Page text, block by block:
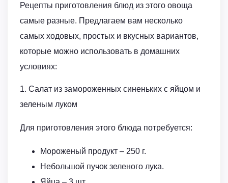
Рецепты приготовления блюд из этого овоща
самые разные. Предлагаем вам несколько
самых ходовых, простых и вкусных вариантов,
которые можно использовать в домашних
условиях:
1. Салат из замороженных синеньких с яйцом и
зеленым луком
Для приготовления этого блюда потребуется:
Мороженый продукт – 250 г.
Небольшой пучок зеленого лука.